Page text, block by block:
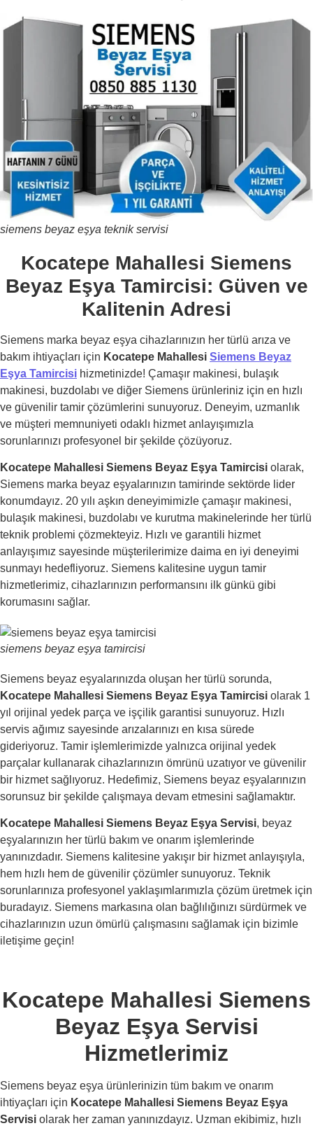
siemens beyaz eşya teknik servisi
Kocatepe Mahallesi Siemens
Beyaz Eşya Tamircisi: Güven ve
Kalitenin Adresi
Siemens marka beyaz eşya cihazlarınızın her türlü arıza ve
bakım ihtiyaçları için Kocatepe Mahallesi Siemens Beyaz
Eşya Tamircisi hizmetinizde! Çamaşır makinesi, bulaşık
makinesi, buzdolabı ve diğer Siemens ürünleriniz için en hızlı
ve güvenilir tamir çözümlerini sunuyoruz. Deneyim, uzmanlık
ve müşteri memnuniyeti odaklı hizmet anlayışımızla
sorunlarınızı profesyonel bir şekilde çözüyoruz.
Kocatepe Mahallesi Siemens Beyaz Eşya Tamircisi olarak,
Siemens marka beyaz eşyalarınızın tamirinde sektörde lider
konumdayız. 20 yılı aşkın deneyimimizle çamaşır makinesi,
bulaşık makinesi, buzdolabı ve kurutma makinelerinde her türlü
teknik problemi çözmekteyiz. Hızlı ve garantili hizmet
anlayışımız sayesinde müşterilerimize daima en iyi deneyimi
sunmayı hedefliyoruz. Siemens kalitesine uygun tamir
hizmetlerimiz, cihazlarınızın performansını ilk günkü gibi
korumasını sağlar.
siemens beyaz eşya tamircisi
Siemens beyaz eşyalarınızda oluşan her türlü sorunda,
Kocatepe Mahallesi Siemens Beyaz Eşya Tamircisi olarak 1
yıl orijinal yedek parça ve işçilik garantisi sunuyoruz. Hızlı
servis ağımız sayesinde arızalarınızı en kısa sürede
gideriyoruz. Tamir işlemlerimizde yalnızca orijinal yedek
parçalar kullanarak cihazlarınızın ömrünü uzatıyor ve güvenilir
bir hizmet sağlıyoruz. Hedefimiz, Siemens beyaz eşyalarınızın
sorunsuz bir şekilde çalışmaya devam etmesini sağlamaktır.
Kocatepe Mahallesi Siemens Beyaz Eşya Servisi, beyaz
eşyalarınızın her türlü bakım ve onarım işlemlerinde
yanınızdadır. Siemens kalitesine yakışır bir hizmet anlayışıyla,
hem hızlı hem de güvenilir çözümler sunuyoruz. Teknik
sorunlarınıza profesyonel yaklaşımlarımızla çözüm üretmek için
buradayız. Siemens markasına olan bağlılığınızı sürdürmek ve
cihazlarınızın uzun ömürlü çalışmasını sağlamak için bizimle
iletişime geçin!
Kocatepe Mahallesi Siemens
Beyaz Eşya Servisi
Hizmetlerimiz
Siemens beyaz eşya ürünlerinizin tüm bakım ve onarım
ihtiyaçları için Kocatepe Mahallesi Siemens Beyaz Eşya
Servisi olarak her zaman yanınızdayız. Uzman ekibimiz, hızlı